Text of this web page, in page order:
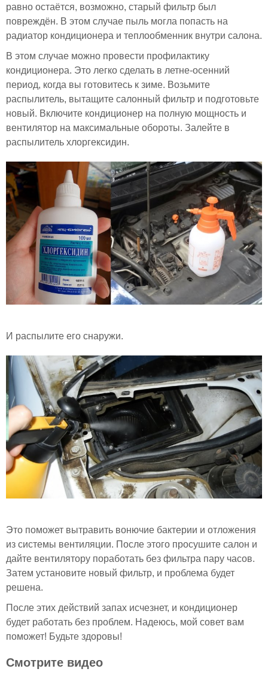
равно остаётся, возможно, старый фильтр был
повреждён. В этом случае пыль могла попасть на
радиатор кондиционера и теплообменник внутри салона.
В этом случае можно провести профилактику
кондиционера. Это легко сделать в летне-осенний
период, когда вы готовитесь к зиме. Возьмите
распылитель, вытащите салонный фильтр и подготовьте
новый. Включите кондиционер на полную мощность и
вентилятор на максимальные обороты. Залейте в
распылитель хлоргексидин.
И распылите его снаружи.
Это поможет вытравить вонючие бактерии и отложения
из системы вентиляции. После этого просушите салон и
дайте вентилятору поработать без фильтра пару часов.
Затем установите новый фильтр, и проблема будет
решена.
После этих действий запах исчезнет, и кондиционер
будет работать без проблем. Надеюсь, мой совет вам
поможет! Будьте здоровы!
Смотрите видео